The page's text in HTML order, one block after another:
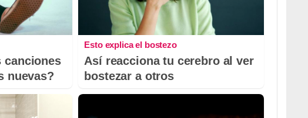
canciones
nuevas?
Esto explica el bostezo
Así reacciona tu cerebro al ver
bostezar a otros